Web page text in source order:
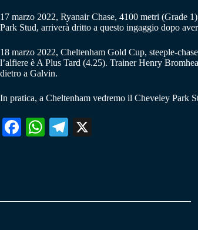
17 marzo 2022, Ryanair Chase, 4100 metri (Grade
Park Stud, arriverà dritto a questo ingaggio dopo
18 marzo 2022, Cheltenham Gold Cup, steeple-
l’alfiere è A Plus Tard (4.25). Trainer Henry
dietro a Galvin.
In pratica, a Cheltenham vedremo il Cheveley Park
Fa W
pp
Te
m